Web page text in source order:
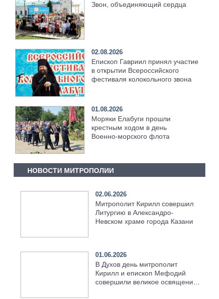
Звон, объединяющий сердца
02.08.2026
Епископ Гавриил принял участие
в открытии Всероссийского
фестиваля колокольного звона
01.08.2026
Моряки Елабуги прошли
крестным ходом в день
Военно‑морского флота
НОВОСТИ МИТРОПОЛИИ
02.06.2026
Митрополит Кирилл совершил
Литургию в Александро-
Невском храме города Казани
01.06.2026
В Духов день митрополит
Кирилл и епископ Мефодий
совершили великое освящение